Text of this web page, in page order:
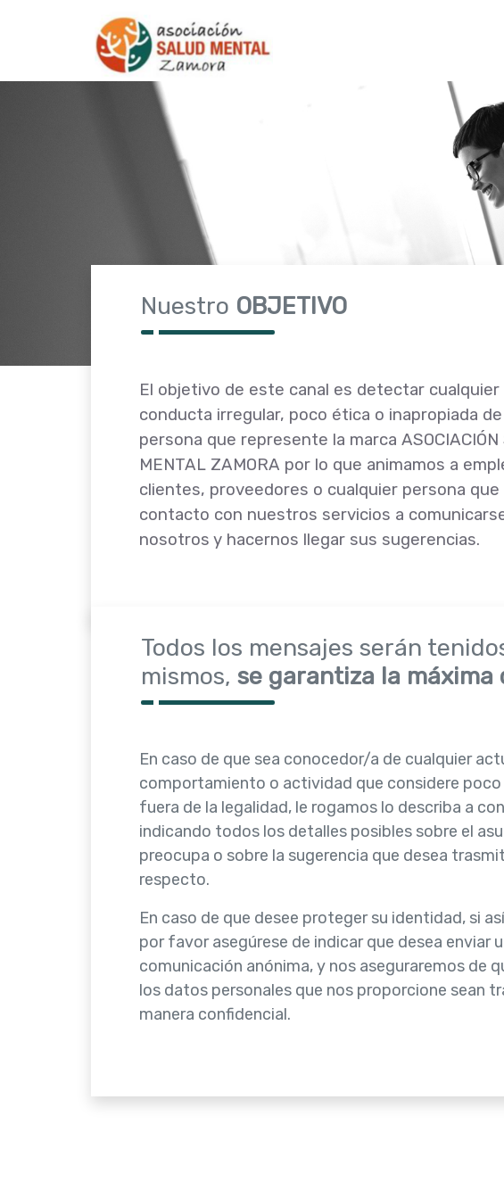
Nuestro OBJETIVO
El objetivo de este canal es detectar cualquier
conducta irregular, poco ética o inapropiada
persona que represente la marca ASOCIACIÓN
MENTAL ZAMORA por lo que animamos a
clientes, proveedores o cualquier persona
contacto con nuestros servicios a
nosotros y hacernos llegar sus sugerencias.
Todos los mensajes serán
mismos, se garantiza la máxima
En caso de que sea conocedor/a de cualquier
comportamiento o actividad que considere
fuera de la legalidad, le rogamos lo describa a
indicando todos los detalles posibles sobre el
preocupa o sobre la sugerencia que desea
respecto.
En caso de que desee proteger su identidad, si
por favor asegúrese de indicar que desea enviar
comunicación anónima, y nos aseguraremos de
los datos personales que nos proporcione sean
manera confidencial.